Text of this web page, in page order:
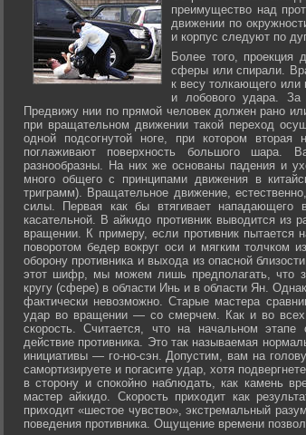
преимущество над
движении по
и корпус следуют по
Более того, проекция
сферы или спирали.
к весу толкающего или
и лобового удара. За
Предвижу нии по прямой человек должен рано
при вращательном движении такой переход
одной подсогнутой ноге, при котором
поглаживают поверхность большого шара.
разнообразны. На них же основаны падения и
много общего с принципами движения в
триграмм). Вращательное движение,
силы. Первая как бы втягивает нападающего
касательной. В айкидо противник выводится из
вращении. К примеру, если противник пытается
поворотом бедер вокруг оси и мягким толчком
оборону противника и выхода из опасной
этот шифр, мы можем лишь предполагать, что
кругу (сфере) в области Инь и в области Ян.
фактически невозможно. Старые мастера
удар во вращении — со смерчем. Как и во всех
скорость. Считается, что на начальном
действие противника. Это так называемая
инициативы — го-но-сэн. Допустим, вам на
самортизируете и погасите удар, хотя
в сторону и спокойно наблюдать, как камень
мастер айкидо. Скорость приходит как
приходит «шестое чувство», экстремальный
поведения противника. Ощущение времени